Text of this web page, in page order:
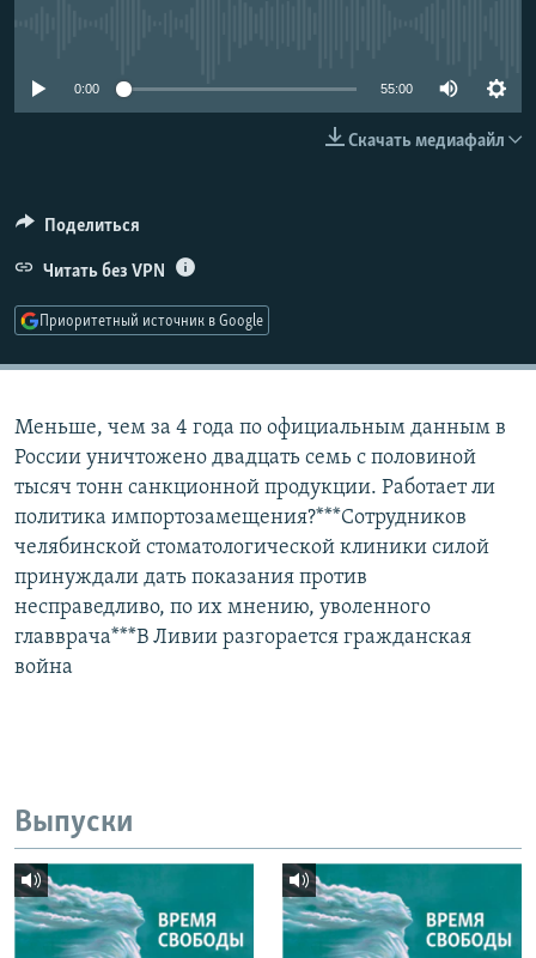
0:00 55:00
Скачать медиафайл
Поделиться
Читать без VPN
Приоритетный источник в Google
Меньше, чем за 4 года по официальным данным в
России уничтожено двадцать семь с половиной
тысяч тонн санкционной продукции. Работает ли
политика импортозамещения?***Сотрудников
челябинской стоматологической клиники силой
принуждали дать показания против
несправедливо, по их мнению, уволенного
главврача***В Ливии разгорается гражданская
война
Выпуски